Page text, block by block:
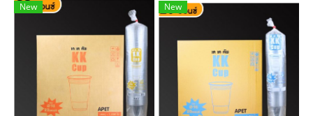
New New